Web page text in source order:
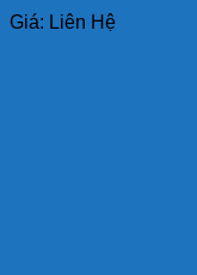
Giá: Liên Hệ